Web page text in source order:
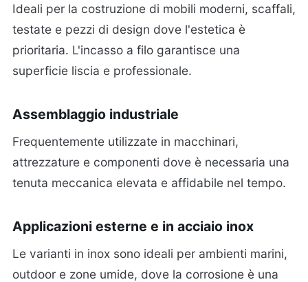
Ideali per la costruzione di mobili moderni, scaffali,
testate e pezzi di design dove l'estetica è
prioritaria. L'incasso a filo garantisce una
superficie liscia e professionale.
Assemblaggio industriale
Frequentemente utilizzate in macchinari,
attrezzature e componenti dove è necessaria una
tenuta meccanica elevata e affidabile nel tempo.
Applicazioni esterne e in acciaio inox
Le varianti in inox sono ideali per ambienti marini,
outdoor e zone umide, dove la corrosione è una